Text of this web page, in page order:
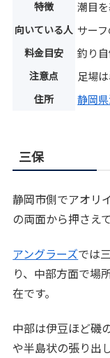
特徴 潮目
向いている人 サー
料金目安 釣り
注意点 足場
住所 静岡
三保
静岡市側でアオリ
の両面から押さえ
アングラーズでは
り、中部方面で場
在です。
中部は伊豆ほど磯
や半島状の張り出